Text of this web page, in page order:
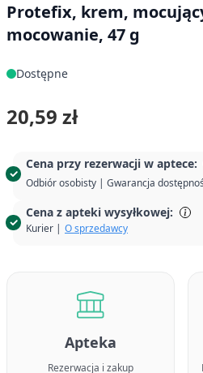
Protefix, krem,
mocowanie, 47 g
Dostępne
Cena przy rezerwacji w aptece:
Odbiór osobisty | Gwarancja
Cena z apteki wysyłkowej:
Kurier | O sprzedawcy
20,59 zł
Apteka
Rezerwacja i zakup